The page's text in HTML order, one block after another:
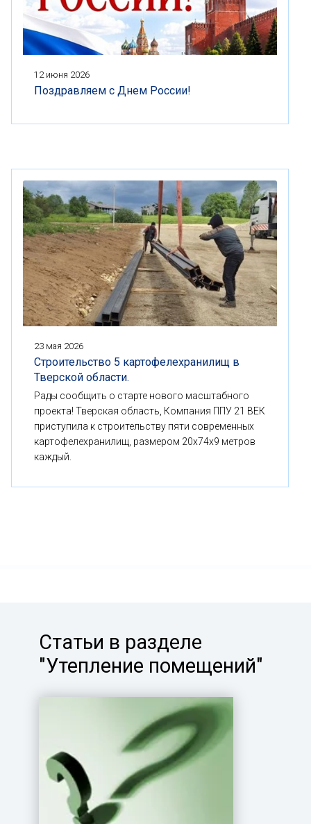
12 июня 2026
Поздравляем с Днем России!
23 мая 2026
Строительство 5 картофелехранилищ в
Тверской области.
Рады сообщить о старте нового масштабного
проекта! Тверская область, Компания ППУ 21 ВЕК
приступила к строительству пяти современных
картофелехранилищ, размером 20x74x9 метров
каждый.
Статьи в разделе
"Утепление помещений"